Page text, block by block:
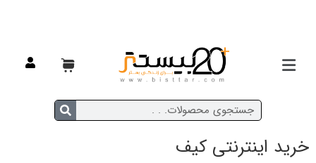
/ محصولات برچسب خورده “خرید اینترنتی کیف”
خرید اینترنتی کیف